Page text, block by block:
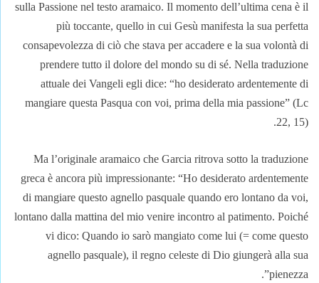
sulla Passione nel testo aramaico. Il momento dell’ultima cena è il
più toccante, quello in cui Gesù manifesta la sua perfetta
consapevolezza di ciò che stava per accadere e la sua volontà di
prendere tutto il dolore del mondo su di sé. Nella traduzione
attuale dei Vangeli egli dice: “ho desiderato ardentemente di
mangiare questa Pasqua con voi, prima della mia passione” (Lc
22, 15).
Ma l’originale aramaico che Garcia ritrova sotto la traduzione
greca è ancora più impressionante: “Ho desiderato ardentemente
di mangiare questo agnello pasquale quando ero lontano da voi,
lontano dalla mattina del mio venire incontro al patimento. Poiché
vi dico: Quando io sarò mangiato come lui (= come questo
agnello pasquale), il regno celeste di Dio giungerà alla sua
pienezza”.